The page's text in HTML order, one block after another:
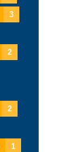
3
2
2
1